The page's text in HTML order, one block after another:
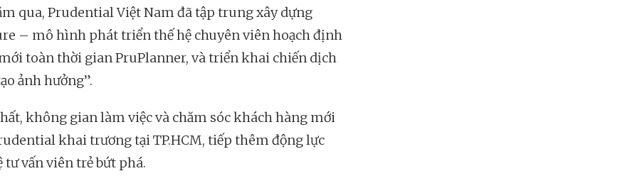
qua, Prudential Việt Nam đã tập trung xây dựng
– mô hình phát triển thế hệ chuyên viên hoạch định
toàn thời gian PruPlanner, và triển khai chiến dịch
ảnh hưởng”.
không gian làm việc và chăm sóc khách hàng mới
khai trương tại TP.HCM, tiếp thêm động lực
tư vấn viên trẻ bứt phá.